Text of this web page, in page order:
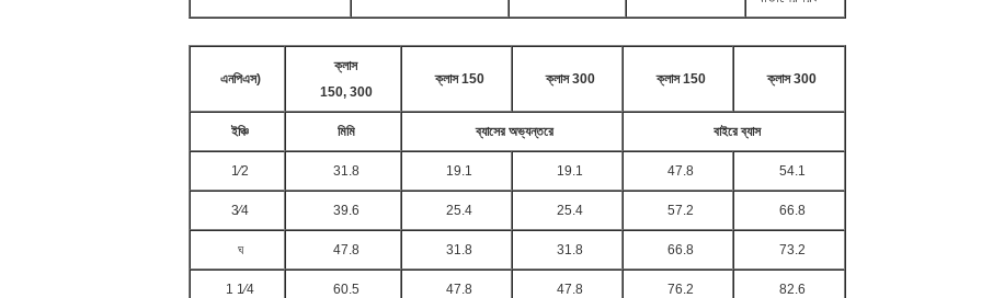
এনপিএস)
ক্লাস
150, 300
ক্লাস 150 ক্লাস 300 ক্লাস 150 ক্লাস 300
ইঞ্চি মিমি ব্যাসের অভ্যন্তরে বাইরে ব্যাস
1⁄2 31.8 19.1 19.1 47.8 54.1
3⁄4 39.6 25.4 25.4 57.2 66.8
ঘ 47.8 31.8 31.8 66.8 73.2
1 1⁄4 60.5 47.8 47.8 76.2 82.6